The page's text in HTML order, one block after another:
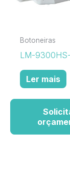
Botoneiras
LM-
Ler mais